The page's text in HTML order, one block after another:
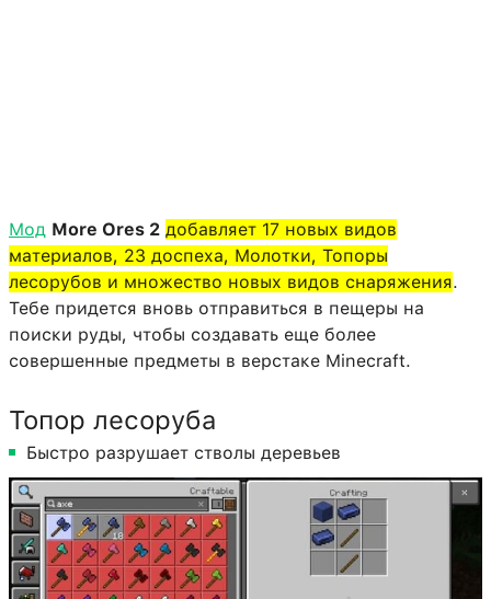
Мод More Ores 2 добавляет 17 новых видов
материалов, 23 доспеха, Молотки, Топоры
лесорубов и множество новых видов снаряжения.
Тебе придется вновь отправиться в пещеры на
поиски руды, чтобы создавать еще более
совершенные предметы в верстаке Minecraft.
Топор лесоруба
Быстро разрушает стволы деревьев